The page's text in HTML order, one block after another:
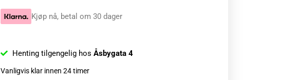
Kjøp nå, betal om 30 dager
Henting tilgengelig hos Åsbygata 4
Vanligvis klar innen 24 timer